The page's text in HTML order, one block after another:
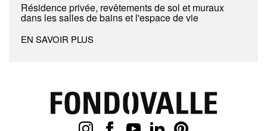
Résidence privée, revêtements de sol et muraux
dans les salles de bains et l'espace de vie
EN SAVOIR PLUS